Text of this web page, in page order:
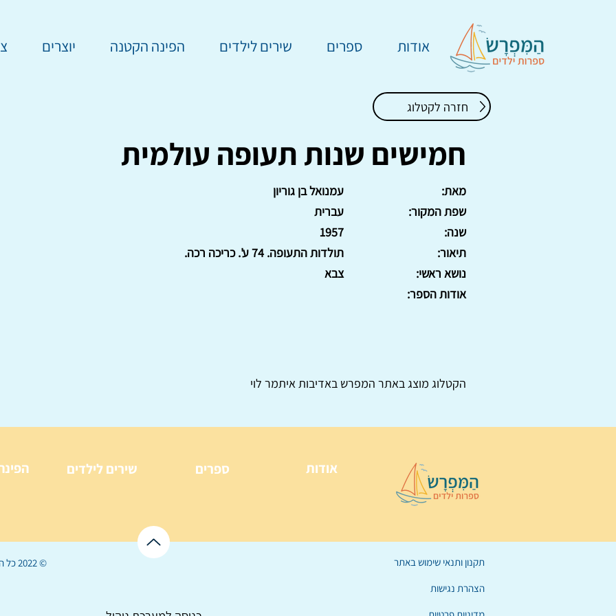
אודות ספרים שירים לילדים הפינה הקטנה יוצרים
חזרה לקטלוג
חמישים שנות תעופה עולמית
עמנואל בן גוריון
מאת:
עברית
שפת המקור:
1957
שנה:
תולדות התעופה. 74 ע'. כריכה רכה.
תיאור:
צבא
נושא ראשי:
אודות הספר:
הקטלוג מוצג באתר המפרש באדיבות איתמר לוי
שירים לילדים ספרים אודות
© 2022 כל הזכויות שמורות ל
תקנון ותנאי שימוש באתר
הצהרת נגישות